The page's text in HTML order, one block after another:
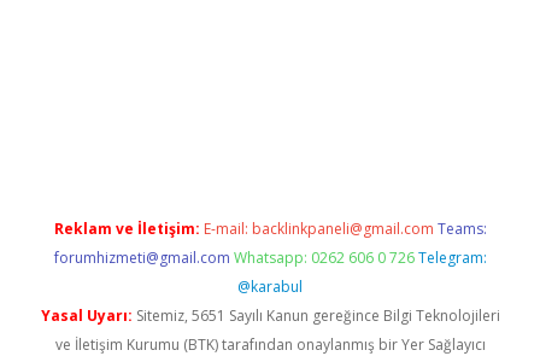
Reklam ve İletişim: E-mail: backlinkpaneli@gmail.com Teams:
forumhizmeti@gmail.com Whatsapp: 0262 606 0 726 Telegram:
@karabul
Yasal Uyarı: Sitemiz, 5651 Sayılı Kanun gereğince Bilgi Teknolojileri
ve İletişim Kurumu (BTK) tarafından onaylanmış bir Yer Sağlayıcı